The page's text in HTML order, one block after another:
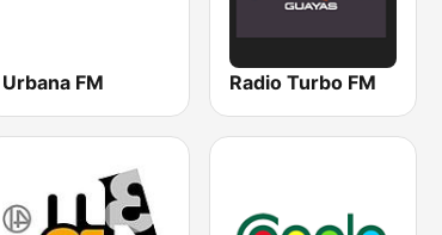
Urbana FM Radio Turbo FM